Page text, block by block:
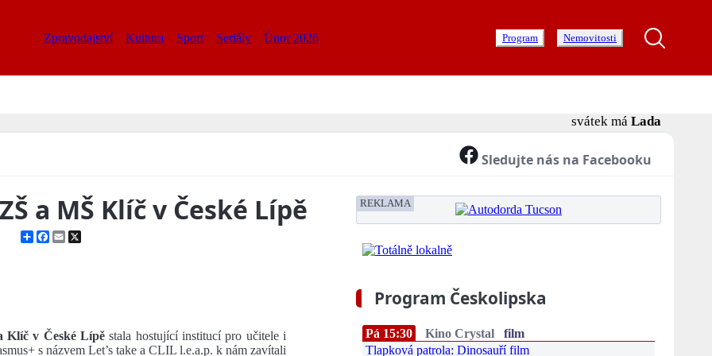
Zpravodajství Kultura Sport Seriály Únor 2026 Program Nemovitosti
svátek má Lada
Sledujte nás na Facebooku
a MŠ Klíč v České Lípě
ShareFacebook
Email
Klíč v České Lípěstala hostující institucí pro učitele i
s názvem Let’s take a CLIL l.e.a.p. k nám zavítali
REKLAMA
Program Českolipska
Pá 15:30 Kino Crystal
film
Tlapková patrola: Dinosauří film